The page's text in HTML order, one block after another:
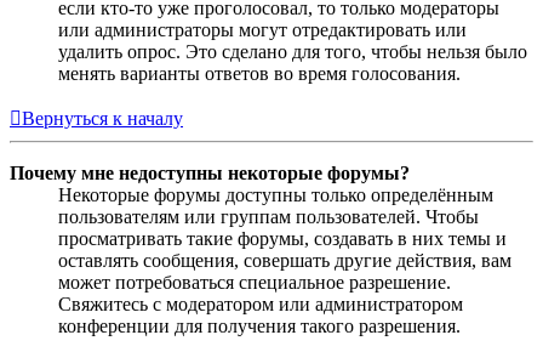
если кто-то уже проголосовал, то только модераторы
или администраторы могут отредактировать или
удалить опрос. Это сделано для того, чтобы нельзя было
менять варианты ответов во время голосования.
Вернуться к началу
Почему мне недоступны некоторые форумы?
Некоторые форумы доступны только определённым
пользователям или группам пользователей. Чтобы
просматривать такие форумы, создавать в них темы и
оставлять сообщения, совершать другие действия, вам
может потребоваться специальное разрешение.
Свяжитесь с модератором или администратором
конференции для получения такого разрешения.